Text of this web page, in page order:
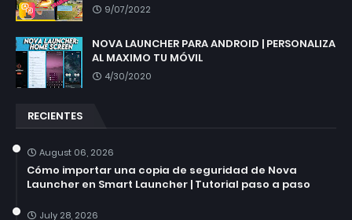
9/07/2022
NOVA LAUNCHER PARA ANDROID | PERSONALIZA
AL MAXIMO TU MÓVIL
4/30/2020
RECIENTES
August 06, 2026
Cómo importar una copia de seguridad de Nova
Launcher en Smart Launcher | Tutorial paso a paso
July 28, 2026